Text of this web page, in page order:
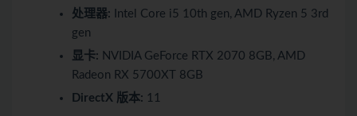
处理器: Intel Core i5 10th gen, AMD Ryzen 5 3rd
gen
显卡: NVIDIA GeForce RTX 2070 8GB, AMD
Radeon RX 5700XT 8GB
DirectX 版本: 11